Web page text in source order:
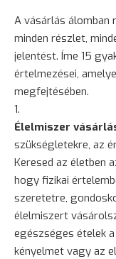
A vásárlás álomban
minden részlet,
jelentést. Íme 15
értelmezései,
megfejtésében.
Élelmiszer
szükségletekre, az
Keresed az életben
hogy fizikai
szeretetre,
élelmiszert
egészséges ételek
kényelmet vagy az